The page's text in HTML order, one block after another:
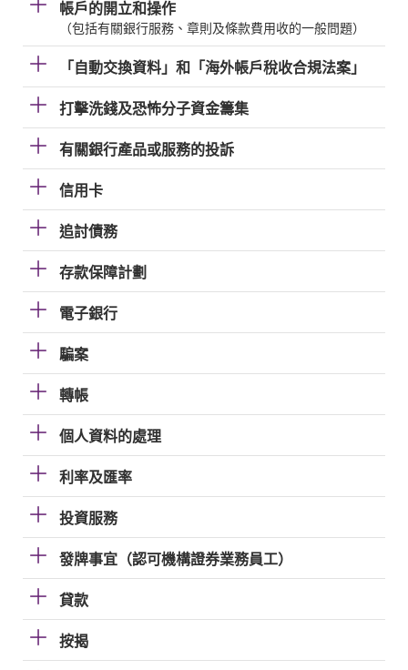
帳戶的開立和操作
（包括有關銀行服務、章則及條款費用收的一般問題）
「自動交換資料」和「海外帳戶稅收合規法案」
打擊洗錢及恐怖分子資金籌集
有關銀行產品或服務的投訴
信用卡
追討債務
存款保障計劃
電子銀行
騙案
轉帳
個人資料的處理
利率及匯率
投資服務
發牌事宜（認可機構證券業務員工）
貸款
按揭